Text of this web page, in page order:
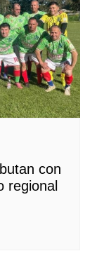
con
regional